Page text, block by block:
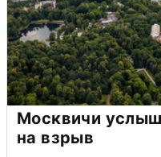
Москвичи
на взрыв